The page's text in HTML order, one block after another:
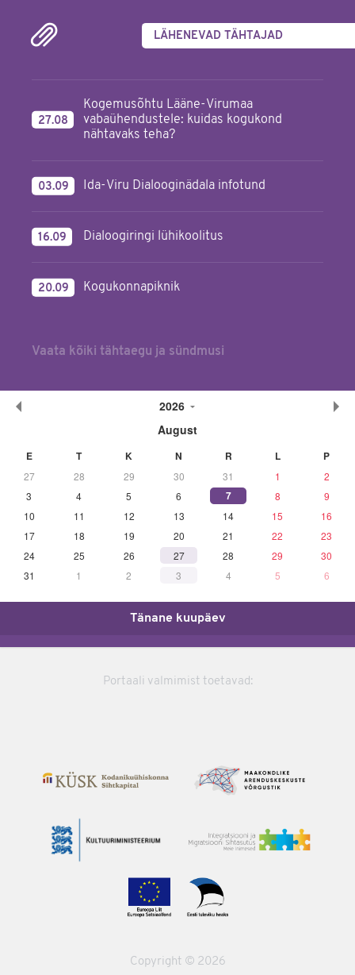
LÄHENEVAD TÄHTAJAD
27.08
Kogemusõhtu Lääne-Virumaa
vabaühendustele: kuidas kogukond
nähtavaks teha?
03.09 Ida-Viru Dialooginädala infotund
16.09 Dialoogiringi lühikoolitus
20.09 Kogukonnapiknik
Vaata kõiki tähtaegu ja sündmusi
2026
August
E T K N R L P
27 28 29 30 31 1
2
3
4 5 6 7 8
9
10
11 12 13 14 15
16
17
18 19 20 21 22
23
24
25 26 27 28 29
30
31
1 2 3 4 5 6
Tänane kuupäev
Portaali valmimist toetavad:
Copyright © 2026